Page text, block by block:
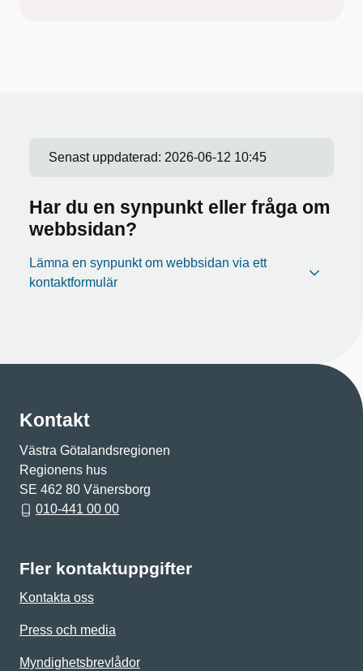
Senast uppdaterad: 2026-06-12 10:45
Har du en synpunkt eller fråga om
webbsidan?
Lämna en synpunkt om webbsidan via ett
kontaktformulär
Kontakt
Västra Götalandsregionen
Regionens hus
SE 462 80 Vänersborg
010-441 00 00
Fler kontaktuppgifter
Kontakta oss
Press och media
Myndighetsbrevlådor